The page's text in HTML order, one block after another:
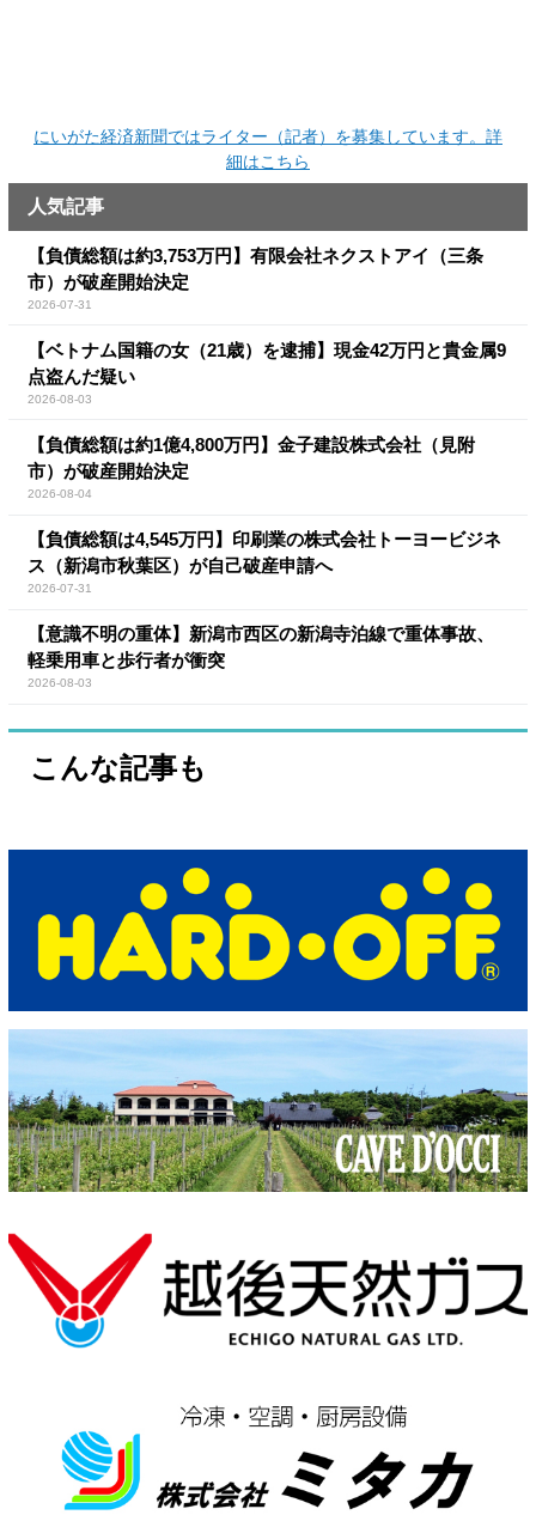
にいがた経済新聞ではライター（記者）を募集しています。詳
細はこちら
人気記事
【負債総額は約3,753万円】有限会社ネクストアイ（三条
市）が破産開始決定
2026-07-31
【ベトナム国籍の女（21歳）を逮捕】現金42万円と貴金属9
点盗んだ疑い
2026-08-03
【負債総額は約1億4,800万円】金子建設株式会社（見附
市）が破産開始決定
2026-08-04
【負債総額は4,545万円】印刷業の株式会社トーヨービジネ
ス（新潟市秋葉区）が自己破産申請へ
2026-07-31
【意識不明の重体】新潟市西区の新潟寺泊線で重体事故、
軽乗用車と歩行者が衝突
2026-08-03
こんな記事も